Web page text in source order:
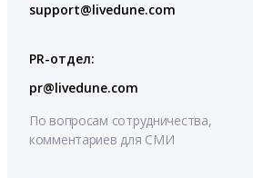
support@livedune.com
PR-отдел:
pr@livedune.com
По вопросам сотрудничества,
комментариев для СМИ